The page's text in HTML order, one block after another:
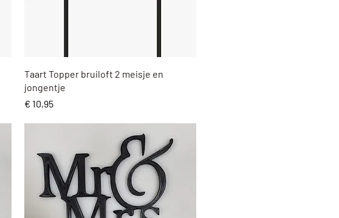
Snel overzicht
Taart Topper bruiloft 2 meisje en
jongentje
Prijs
€ 10,95